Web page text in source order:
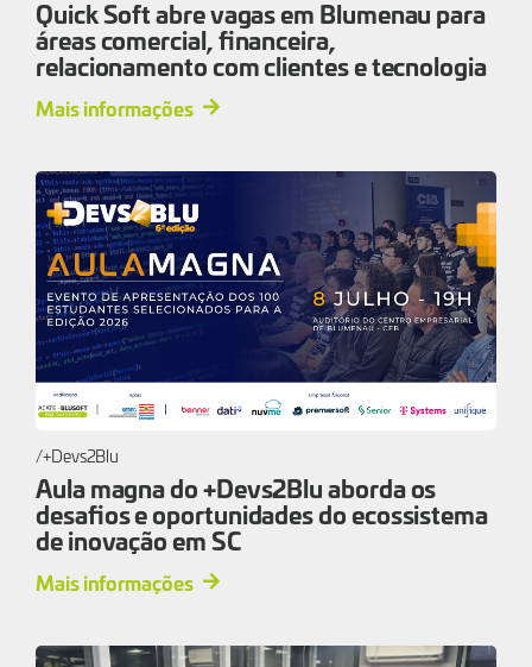
Quick Soft abre vagas em Blumenau para
áreas comercial, financeira,
relacionamento com clientes e tecnologia
Mais informações
+Devs2Blu
Aula magna do +Devs2Blu aborda os
desafios e oportunidades do ecossistema
de inovação em SC
Mais informações